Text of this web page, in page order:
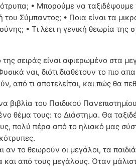
• Μπορούμε να ταξιδέψουμε
του Σύμπαντος; • Ποια είναι τα
• Τι λέει η γενική θεωρία της
της σειράς είναι αφιερωμένο στα
ναι, διότι διαθέτουν το πιο
από τι αποτελείται, και πώς θα
βιβλία του Παιδικού
θέμα τους: το Διάστημα. Θα
πολύ πέρα από το ηλιακό μας
το θεωρούν οι μεγάλοι, τα
και από τους μεγάλους. Όταν